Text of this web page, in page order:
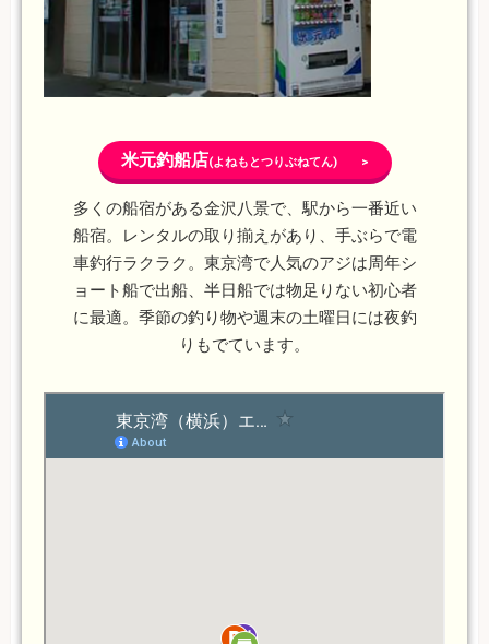
米元釣船店(よねもとつりぶねてん) >
多くの船宿がある金沢八景で、駅から一番近い
船宿。レンタルの取り揃えがあり、手ぶらで電
車釣行ラクラク。東京湾で人気のアジは周年シ
ョート船で出船、半日船では物足りない初心者
に最適。季節の釣り物や週末の土曜日には夜釣
りもでています。